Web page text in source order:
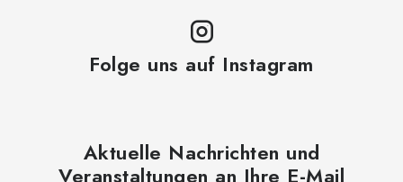
Folge uns auf Instagram
Aktuelle Nachrichten und
Veranstaltungen an Ihre E-Mail